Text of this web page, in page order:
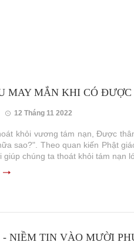
MAY MẮN KHI CÓ
12 Tháng 11 2022
khỏi vương tám nạn, Được
sao?". Theo quan kiến Phật
giúp chúng ta thoát khỏi tám nạn
- NIỀM TIN VÀO MƯỜI